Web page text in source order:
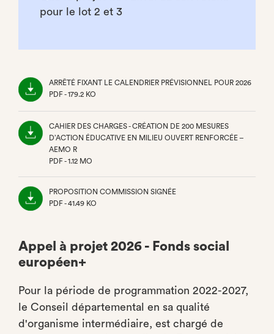
pour le lot 2 et 3
ARRÊTÉ FIXANT LE CALENDRIER PRÉVISIONNEL POUR 2026
PDF - 179.2 KO
CAHIER DES CHARGES - CRÉATION DE 200 MESURES
D’ACTION ÉDUCATIVE EN MILIEU OUVERT RENFORCÉE –
AEMO R
PDF - 1.12 MO
PROPOSITION COMMISSION SIGNÉE
PDF - 41.49 KO
Appel à projet 2026 - Fonds social
européen+
Pour la période de programmation 2022-2027,
le Conseil départemental en sa qualité
d'organisme intermédiaire, est chargé de